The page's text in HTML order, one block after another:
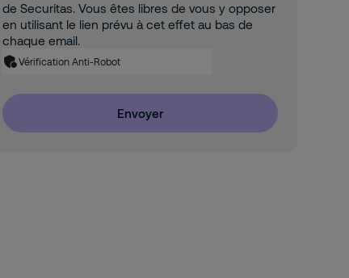
de Securitas. Vous êtes libres de vous y opposer
en utilisant le lien prévu à cet effet au bas de
chaque email.
Vérification Anti-Robot
Envoyer